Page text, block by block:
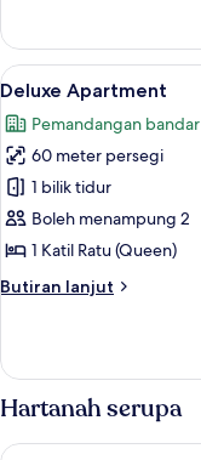
(King),
Balcony,
Pool
View
Suite,
Katil
(King),
Balcony,
Pool
View
Lihat
semua
foto
untuk
Deluxe
Apartment
7
Deluxe Apartment
Pemandangan bandar
60 meter persegi
1 bilik tidur
Boleh menampung 2
1 Katil Ratu (Queen)
Butiran lanjut
Butiran
Apartment
Hartanah serupa
Johan Travellers Lodge